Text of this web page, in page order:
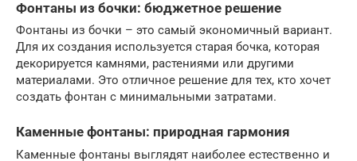
Фонтаны из бочки: бюджетное решение
Фонтаны из бочки – это самый экономичный вариант.
Для их создания используется старая бочка, которая
декорируется камнями, растениями или другими
материалами. Это отличное решение для тех, кто хочет
создать фонтан с минимальными затратами.
Каменные фонтаны: природная гармония
Каменные фонтаны выглядят наиболее естественно и